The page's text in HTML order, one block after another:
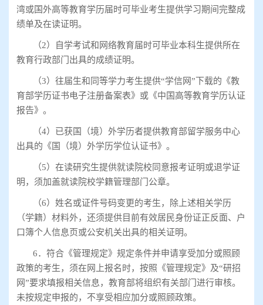
湾或国外高等教育学历届时可毕业考生提供学习期间完整成
绩单及在读证明。
（2）自学考试和网络教育届时可毕业本科生提供所在
教育行政部门出具的成绩证明。
（3）往届生和同等学力考生提供“学信网” 下载的《教
育部学历证书电子注册备案表》或《中国高等教育学历认证
报告》。
（4）已获国（境）外学历者提供教育部留学服务中心
出具的《国（境）外学历学位认证书》。
（5）在读研究生提供就读院校同意报考证明或退学证
明，须加盖就读院校学籍管理部门公章。
（6）姓名或证件号码变更的考生，除上述相关学历
（学籍）材料外，还须提供目前有效居民身份证正反面、户
口簿个人信息页或公安机关出具的相关证明。
6．符合《管理规定》规定条件并申请享受加分或照顾
政策的考生，须在网上报名时，按照《管理规定》及“研招
网”要求填报相关信息，教育部将组织有关部门进行审核。
未按规定申报的，不享受相应加分或照顾政策。